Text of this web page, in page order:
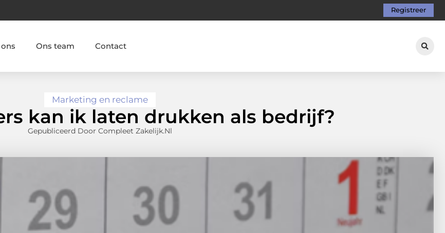
Registreer
Ons team Contact
Marketing en reclame
kan ik laten drukken als bedrijf?
Gepubliceerd Door Compleet Zakelijk.nl